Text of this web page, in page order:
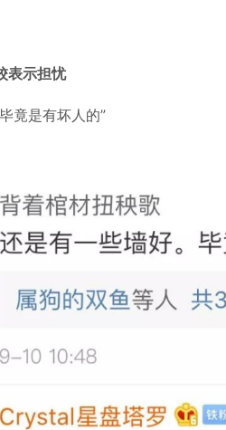
表示担忧
竟是有坏人的”